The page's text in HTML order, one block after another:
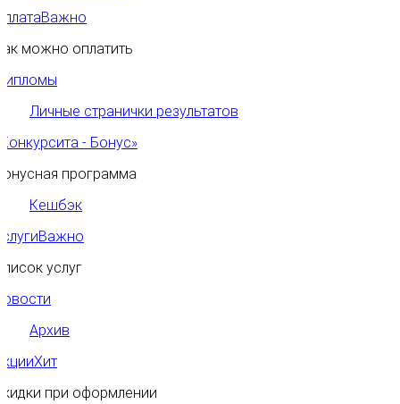
Важно
можно оплатить
Личные странички результатов
- Бонус»
программа
Кешбэк
Важно
услуг
Архив
Хит
при оформлении